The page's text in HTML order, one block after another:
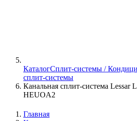
КаталогСплит-системы /
сплит-системы
Канальная сплит-система
HEUOA2
Главная